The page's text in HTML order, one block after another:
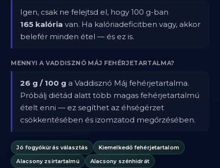
Igen, csak ne felejtsd el, hogy 100 g-ban
165 kalória van. Ha kalóriadeficitben vagy, akkor
belefér minden étel — és ez is.
MENNYI A VADDISZNÓ MÁJ FEHÉRJETARTALMA?
26 g / 100 g a Vaddisznó Máj fehérjetartalma.
Próbálj diétád alatt több magas fehérjetartalmú
ételt enni — ez segíthet az éhségérzet
csökkentésében és izomzatod megőrzésében.
Jó fogyókúrás választás
Kiemelkedő fehérjetartalom
Alacsony zsírtartalmú
Alacsony szénhidrát